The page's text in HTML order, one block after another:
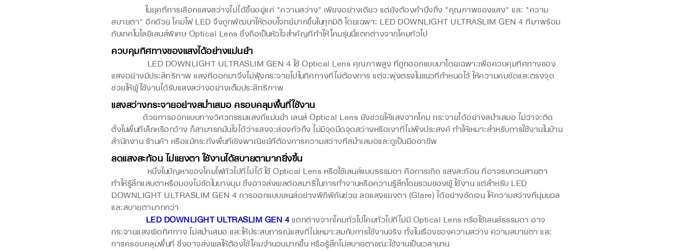
ในยุคที่การเลือกแสงสว่างไม่ได้ขึ้นอยู่แค่ "ความสว่าง" เพียงอย่างเดียว แต่ยังต้องคำนึงถึง "คุณภาพของแสง" และ "ความ
สบายตา" อีกด้วย โคมไฟ LED จึงถูกพัฒนาให้ตอบโจทย์มากขึ้นในทุกมิติ โดยเฉพาะ LED DOWNLIGHT ULTRASLIM GEN 4 ที่มาพร้อม
กับเทคโนโลยีเลนส์พิเศษ Optical Lens ซึ่งถือเป็นหัวใจสำคัญที่ทำให้โคมรุ่นนี้แตกต่างจากโคมทั่วไป
ควบคุมทิศทางของแสงได้อย่างแม่นยำ
LED DOWNLIGHT ULTRASLIM GEN 4 ใช้ Optical Lens คุณภาพสูง ที่ถูกออกแบบมาโดยเฉพาะเพื่อควบคุมทิศทางของ
แสงอย่างมีประสิทธิภาพ แสงที่ออกมาจึงไม่ฟุ้งกระจายไปในทิศทางที่ไม่ต้องการ แต่จะพุ่งตรงในแนวที่กำหนดไว้ ให้ความคมชัดและตรงจุด
ช่วยให้ผู้ใช้งานได้รับแสงสว่างอย่างเต็มประสิทธิภาพ
แสงสว่างกระจายอย่างสม่ำเสมอ ครอบคลุมพื้นที่ใช้งาน
ด้วยการออกแบบทางวิศวกรรมแสงที่แม่นยำ เลนส์ Optical Lens ยังช่วยให้แสงจากโคม กระจายได้อย่างสม่ำเสมอ ไม่ว่าจะติด
ตั้งในพื้นที่เล็กหรือกว้าง ก็สามารถมั่นใจได้ว่าแสงจะส่องทั่วถึง ไม่มีจุดมืดจุดสว่างหรือเงาที่ไม่พึงประสงค์ ทำให้เหมาะสำหรับการใช้งานในบ้าน
สำนักงาน ร้านค้า หรือแม้กระทั่งพื้นที่เชิงพาณิชย์ที่ต้องการความสว่างที่สม่ำเสมอและดูเป็นมืออาชีพ
ลดแสงสะท้อน ไม่แยงตา ใช้งานได้สบายตามากยิ่งขึ้น
หนึ่งในปัญหาของโคมไฟทั่วไปที่ไม่ได้ใช้ Optical Lens หรือใช้เลนส์แบบธรรมดา คือการเกิด แสงสะท้อน ที่อาจรบกวนสายตา
ทำให้รู้สึกแสบตาหรือมองไม่ชัดในบางมุม ซึ่งอาจส่งผลต่อสมาธิในการทำงานหรือความรู้สึกโดยรวมของผู้ใช้งาน แต่สำหรับ LED
DOWNLIGHT ULTRASLIM GEN 4 การออกแบบเลนส์อย่างพิถีพิถันช่วย ลดแสงแยงตา (Glare) ได้อย่างชัดเจน ให้ความสว่างที่นุ่มนวล
และสบายตามากกว่า
LED DOWNLIGHT ULTRASLIM GEN 4แตกต่างจากโคมทั่วไปโคมทั่วไปที่ไม่มี Optical Lens หรือใช้เลนส์ธรรมดา อาจ
กระจายแสงผิดทิศทาง ไม่สม่ำเสมอ และให้ประสบการณ์แสงที่ไม่เหมาะสมกับการใช้งานจริง ทั้งในเรื่องของความสว่าง ความสบายตา และ
การครอบคลุมพื้นที่ ซึ่งอาจส่งผลให้ต้องใช้โคมจำนวนมากขึ้น หรือรู้สึกไม่สบายตาขณะใช้งานเป็นเวลานาน